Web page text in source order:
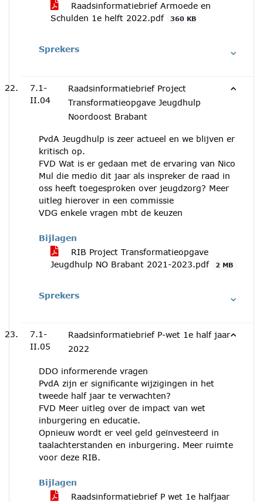
Raadsinformatiebrief Armoede en
Schulden 1e helft 2022.pdf
360 KB
Sprekers
7.1-
II.04
Raadsinformatiebrief Project
Transformatieopgave Jeugdhulp
Noordoost Brabant
PvdA Jeugdhulp is zeer actueel en we blijven er
kritisch op.
FVD Wat is er gedaan met de ervaring van Nico
Mul die medio dit jaar als inspreker de raad in
oss heeft toegesproken over jeugdzorg? Meer
uitleg hierover in een commissie
VDG enkele vragen mbt de keuzen
Bijlagen
RIB Project Transformatieopgave
Jeugdhulp NO Brabant 2021-2023.pdf
2 MB
Sprekers
7.1-
II.05
Raadsinformatiebrief P-wet 1e half jaar
2022
DDO informerende vragen
PvdA zijn er significante wijzigingen in het
tweede half jaar te verwachten?
FVD Meer uitleg over de impact van wet
inburgering en educatie.
Opnieuw wordt er veel geld geïnvesteerd in
taalachterstanden en inburgering. Meer ruimte
voor deze RIB.
Bijlagen
Raadsinformatiebrief P wet 1e halfjaar